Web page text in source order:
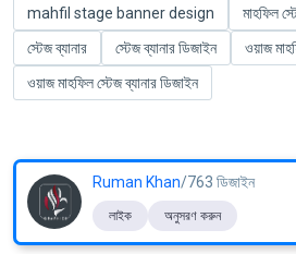
mahfil stage banner design
মাহফিল
স্টেজ ব্যানার
স্টেজ ব্যানার ডিজাইন
ওয়াজ
ওয়াজ মাহফিল স্টেজ ব্যানার ডিজাইন
Ruman Khan/763 ডিজাইন
লাইক অনুসরণ করুন